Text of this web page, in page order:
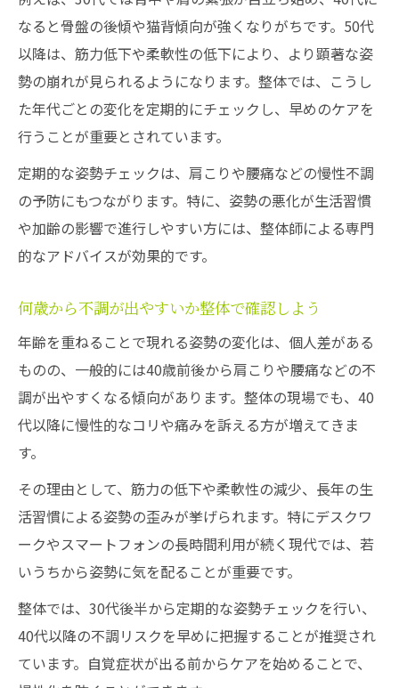
なると骨盤の後傾や猫背傾向が強くなりがちです。50代
以降は、筋力低下や柔軟性の低下により、より顕著な姿
勢の崩れが見られるようになります。整体では、こうし
た年代ごとの変化を定期的にチェックし、早めのケアを
行うことが重要とされています。
定期的な姿勢チェックは、肩こりや腰痛などの慢性不調
の予防にもつながります。特に、姿勢の悪化が生活習慣
や加齢の影響で進行しやすい方には、整体師による専門
的なアドバイスが効果的です。
何歳から不調が出やすいか整体で確認しよう
年齢を重ねることで現れる姿勢の変化は、個人差がある
ものの、一般的には40歳前後から肩こりや腰痛などの不
調が出やすくなる傾向があります。整体の現場でも、40
代以降に慢性的なコリや痛みを訴える方が増えてきま
す。
その理由として、筋力の低下や柔軟性の減少、長年の生
活習慣による姿勢の歪みが挙げられます。特にデスクワ
ークやスマートフォンの長時間利用が続く現代では、若
いうちから姿勢に気を配ることが重要です。
整体では、30代後半から定期的な姿勢チェックを行い、
40代以降の不調リスクを早めに把握することが推奨され
ています。自覚症状が出る前からケアを始めることで、